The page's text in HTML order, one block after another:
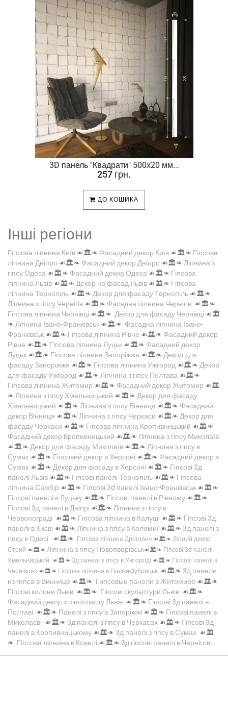
3D панель "Квадрати" 500х20 мм...
257 грн.
ДО КОШИКА
Інші регіони
Гіпсова ліпнина Київ ☙🏛️❧ Фасадний декор Київ ☙🏛️❧ Гіпсова
ліпнина Дніпро ☙🏛️❧ Фасадний декор Дніпро ☙🏛️❧ Ліпнина з
гіпсу Одеса ☙🏛️❧ Фасадний декор Одеса ☙🏛️❧ Гіпсова
ліпнина Львів ☙🏛️❧ Декор на фасад Львів ☙🏛️❧ Гіпсова
ліпнина Тернопіль ☙🏛️❧ Декор для фасаду Тернопіль ☙🏛️❧
Ліпнина з гіпсу Чернігів ☙🏛️❧ Фасадна ліпнина Чернігів ☙🏛️❧
Гіпсова ліпнина Чернівці ☙🏛️❧ Декор для фасаду Чернівці ☙🏛️
❧ Ліпнина Івано-Франківськ ☙🏛️❧ Фасадна ліпнина Івано-
Франківськ ☙🏛️❧ Гіпсова ліпнина Рівне ☙🏛️❧ Фасадний декор
Рівне ☙🏛️❧ Гіпсова ліпнина Луцьк ☙🏛️❧ Фасадний декор
Луцьк ☙🏛️❧ Гіпсова ліпнина Запоріжжя ☙🏛️❧ Декор для
фасаду Запоріжжя ☙🏛️❧ Гіпсова ліпнина Ужгород ☙🏛️❧ Декор
для фасаду Ужгород ☙🏛️❧ Ліпнина з гіпсу Полтава ☙🏛️❧
Гіпсова ліпнина Житомир ☙🏛️❧ Фасадний декор Житомир ☙🏛️
❧ Ліпнина з гіпсу Хмельницький ☙🏛️❧ Декор для фасаду
Хмельницький ☙🏛️❧ Ліпнина з гіпсу Вінниця ☙🏛️❧ Фасадний
декор Вінниця ☙🏛️❧ Ліпнина з гіпсу Черкаси ☙🏛️❧ Декор для
фасаду Черкаси ☙🏛️❧ Гіпсова ліпнина Кропивницький ☙🏛️❧
Фасадний декор Кропивницький ☙🏛️❧ Ліпнина з гіпсу Миколаїв
☙🏛️❧ Декор для фасаду Миколаїв ☙🏛️❧ Ліпнина з гіпсу в
Сумах ☙🏛️❧ Гіпсовий декор в Херсоні ☙🏛️❧ Фасадний декор в
Сумах ☙🏛️❧ Декор для фасаду в Херсоні ☙🏛️❧ Гіпсові 3д
панелі Львів ☙🏛️❧ Гіпсові панелі Тернопіль ☙🏛️❧ Гіпсова
ліпнина Самбір ☙🏛️❧ Гіпсові 3d панелі Івано-Франківськ ☙🏛️❧
Гіпсові панелі в Луцьку ☙🏛️❧ Гіпсові панелі в Рівному ☙🏛️❧
Гіпсові 3д панелі в Дніпрі ☙🏛️❧ Ліпнина з гіпсу в
Червонограді ☙🏛️❧ Гіпсова ліпнина в Калуші ☙🏛️❧ Гіпсові 3д
панелі в Києві ☙🏛️❧ Ліпнина з гіпсу в Коломиї ☙🏛️❧ 3д панелі з
гіпсу в Одесі ☙🏛️❧ Гіпсова ліпнина Дрогобич ☙🏛️❧ Ліпний декор
Стрий ☙🏛️❧ Ліпнина з гіпсу Новояворівськ☙🏛️❧ Гіпсові 3d панелі
Хмельницький ☙🏛️❧ 3д панелі з гіпсу в Ужгороді ☙🏛️❧ Гіпсові панелі в
Чернівцях ☙🏛️❧ Гіпсова ліпнина в Пасіки-Зубрицькі ☙🏛️❧ 3д панели
из гипса в Виннице ☙🏛️❧ Гипсовые панели в Житомире ☙🏛️❧
Гіпсові колони Львів ☙🏛️❧ Гіпсові скульптури Львів ☙🏛️❧
Фасадний декор з пінопласту Львів ☙🏛️❧ Гіпсові 3д панелі в
Полтаві ☙🏛️❧ Панелі з гіпсу в Запоріжжі ☙🏛️❧ Гіпсові панелі в
Миколаєві ☙🏛️❧ 3д панелі з гіпсу в Черкасах ☙🏛️❧ Гіпсові 3д
панелі в Кропивницькому ☙🏛️❧ 3д панелі з гіпсу в Сумах ☙🏛️
❧ Гіпсова ліпнина в Ковелі ☙🏛️❧ 3д гіпсові панелі в Чернігові